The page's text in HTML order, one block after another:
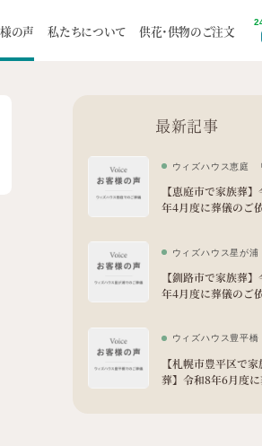
ご住職に聞いてみた
苫小牧市
の声 私たちについて 供花・供物のご注文
作って良かった
最新記事
ウィズハウス恵庭
【恵庭市で家族葬
年4月度に葬儀のご
ウィズハウス星が浦
【釧路市で家族葬
年4月度に葬儀のご
ウィズハウス豊平橋
【札幌市豊平区で家
葬】令和8年6月度